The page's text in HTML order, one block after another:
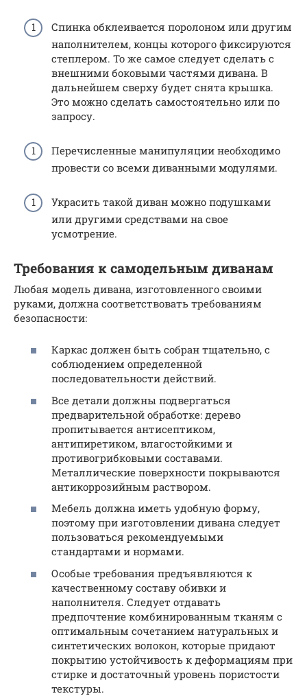
Спинка обклеивается поролоном или другим
наполнителем, концы которого фиксируются
степлером. То же самое следует сделать с
внешними боковыми частями дивана. В
дальнейшем сверху будет снята крышка.
Это можно сделать самостоятельно или по
запросу.
Перечисленные манипуляции необходимо
провести со всеми диванными модулями.
Украсить такой диван можно подушками
или другими средствами на свое
усмотрение.
Требования к самодельным диванам
Любая модель дивана, изготовленного своими
руками, должна соответствовать требованиям
безопасности:
Каркас должен быть собран тщательно, с
соблюдением определенной
последовательности действий.
Все детали должны подвергаться
предварительной обработке: дерево
пропитывается антисептиком,
антипиретиком, влагостойкими и
противогрибковыми составами.
Металлические поверхности покрываются
антикоррозийным раствором.
Мебель должна иметь удобную форму,
поэтому при изготовлении дивана следует
пользоваться рекомендуемыми
стандартами и нормами.
Особые требования предъявляются к
качественному составу обивки и
наполнителя. Следует отдавать
предпочтение комбинированным тканям с
оптимальным сочетанием натуральных и
синтетических волокон, которые придают
покрытию устойчивость к деформациям при
стирке и достаточный уровень пористости
текстуры.